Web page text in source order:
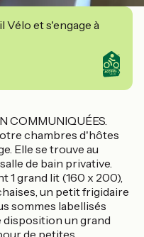
Vélo et s'engage à
COMMUNIQUÉES.
chambres d'hôtes
Elle se trouve au
de bain privative.
1 grand lit (160 x 200),
un petit frigidaire
sommes labellisés
disposition un grand
de petites